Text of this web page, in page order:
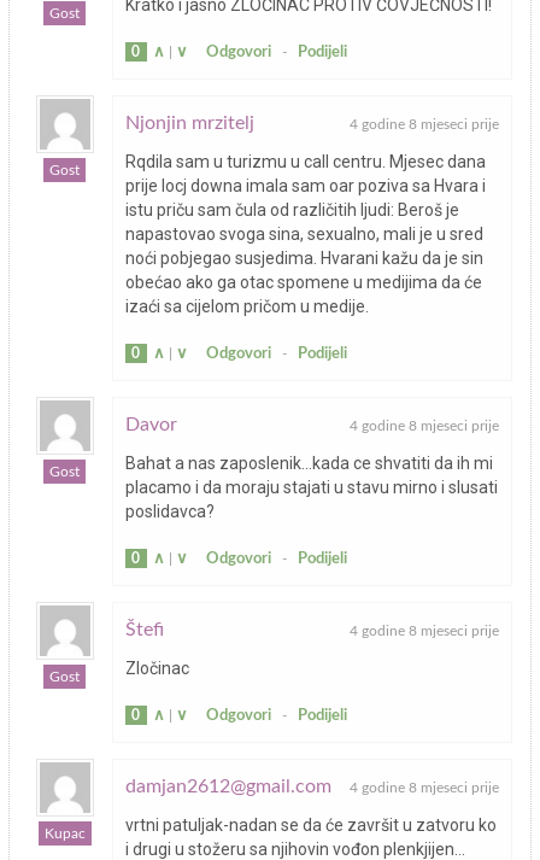
Gost Kratko i jasno ZLOČINAC PROTIV ČOVJEČNOSTI!
0 ∧ ∨ Odgovori- Podijeli
Gost
Njonjin mrzitelj 4 godine 8 mjeseci prije
Rqdila sam u turizmu u call centru. Mjesec dana
prije locj downa imala sam oar poziva sa Hvara i
istu priču sam čula od različitih ljudi: Beroš je
napastovao svoga sina, sexualno, mali je u sred
noći pobjegao susjedima. Hvarani kažu da je sin
obećao ako ga otac spomene u medijima da će
izaći sa cijelom pričom u medije.
0 ∧ ∨ Odgovori- Podijeli
Gost
Davor 4 godine 8 mjeseci prije
Bahat a nas zaposlenik…kada ce shvatiti da ih mi
placamo i da moraju stajati u stavu mirno i slusati
poslidavca?
0 ∧ ∨ Odgovori- Podijeli
Gost
Štefi 4 godine 8 mjeseci prije
Zločinac
0 ∧ ∨ Odgovori- Podijeli
Kupac
damjan2612@gmail.com 4 godine 8 mjeseci prije
vrtni patuljak-nadan se da će završit u zatvoru ko
i drugi u stožeru sa njihovin vođon plenkjijen…